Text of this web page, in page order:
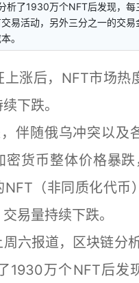
析了1930万个NFT后发现，每
易活动，另外三分之一的交易
。
涨后，NFT市场热
下跌。
随俄乌冲突以及
密货币整体价格暴
NFT（非同质化代币
易量持续下跌。
报道，区块链分
1930万个NFT后发